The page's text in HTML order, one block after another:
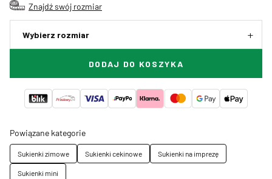
Znajdź swój rozmiar
Wybierz rozmiar
DODAJ DO KOSZYKA
Powiązane kategorie
Sukienki zimowe Sukienki cekinowe
Sukienki na imprezę
Sukienki mini